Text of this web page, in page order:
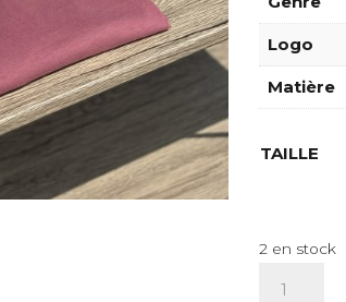
Logo
Matière
TAILLE
2 en stock